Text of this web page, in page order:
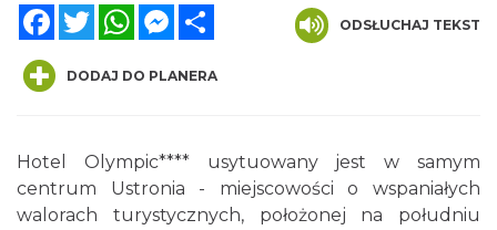
FacebookTwitterWhatsAppMessenger
ODSŁUCHAJ TEKST
DODAJ DO PLANERA
Hotel Olympic**** usytuowany jest w samym
centrum Ustronia - miejscowości o wspaniałych
walorach turystycznych, położonej na południu